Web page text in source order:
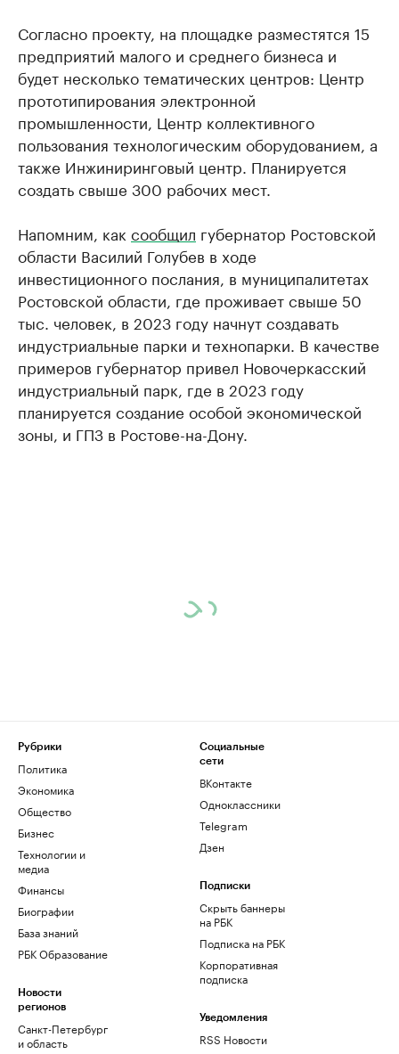
Согласно проекту, на площадке разместятся 15
предприятий малого и среднего бизнеса и
будет несколько тематических центров: Центр
прототипирования электронной
промышленности, Центр коллективного
пользования технологическим оборудованием, а
также Инжиниринговый центр. Планируется
создать свыше 300 рабочих мест.
Напомним, как сообщил губернатор Ростовской
области Василий Голубев в ходе
инвестиционного послания, в муниципалитетах
Ростовской области, где проживает свыше 50
тыс. человек, в 2023 году начнут создавать
индустриальные парки и технопарки. В качестве
примеров губернатор привел Новочеркасский
индустриальный парк, где в 2023 году
планируется создание особой экономической
зоны, и ГПЗ в Ростове-на-Дону.
Рубрики
Политика
Экономика
Общество
Бизнес
Технологии и
медиа
Финансы
Биографии
База знаний
РБК Образование
Новости
регионов
Санкт-Петербург
и область
Социальные
сети
ВКонтакте
Одноклассники
Telegram
Дзен
Подписки
Скрыть баннеры
на РБК
Подписка на РБК
Корпоративная
подписка
Уведомления
RSS Новости